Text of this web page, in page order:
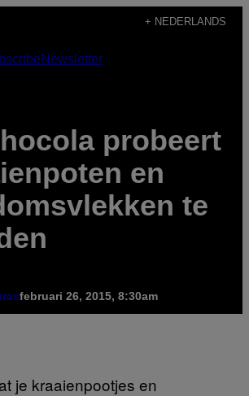
+ NEDERLANDS
Newsletter
probeert
en
te
februari 26, 2015, 8:30am
je kraaienpootjes en